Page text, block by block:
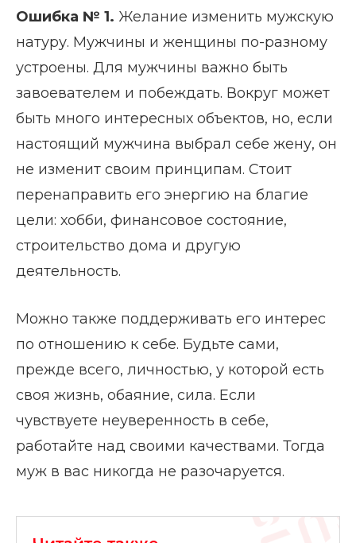
Ошибка № 1. Желание изменить мужскую
натуру. Мужчины и женщины по-разному
устроены. Для мужчины важно быть
завоевателем и побеждать. Вокруг может
быть много интересных объектов, но, если
настоящий мужчина выбрал себе жену, он
не изменит своим принципам. Стоит
перенаправить его энергию на благие
цели: хобби, финансовое состояние,
строительство дома и другую
деятельность.
Можно также поддерживать его интерес
по отношению к себе. Будьте сами,
прежде всего, личностью, у которой есть
своя жизнь, обаяние, сила. Если
чувствуете неуверенность в себе,
работайте над своими качествами. Тогда
муж в вас никогда не разочаруется.